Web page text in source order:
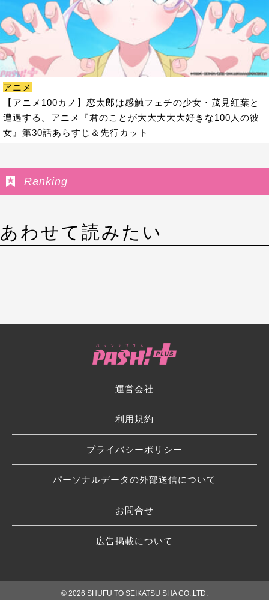
アニメ
【アニメ100カノ】恋太郎は感触フェチの少女・茂見紅葉と
遭遇する。アニメ『君のことが大大大大大好きな100人の彼
女』第30話あらすじ＆先行カット
Ranking
あわせて読みたい
運営会社
利用規約
プライバシーポリシー
パーソナルデータの外部送信について
お問合せ
広告掲載について
© 2026 SHUFU TO SEIKATSU SHA CO.,LTD.